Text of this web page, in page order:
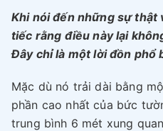
Khi nói đến những sự thật
tiếc rằng điều này lại
Đây chỉ là một lời đồn phổ
Mặc dù nó trải dài bằng
phần cao nhất của bức
trung bình 6 mét xung